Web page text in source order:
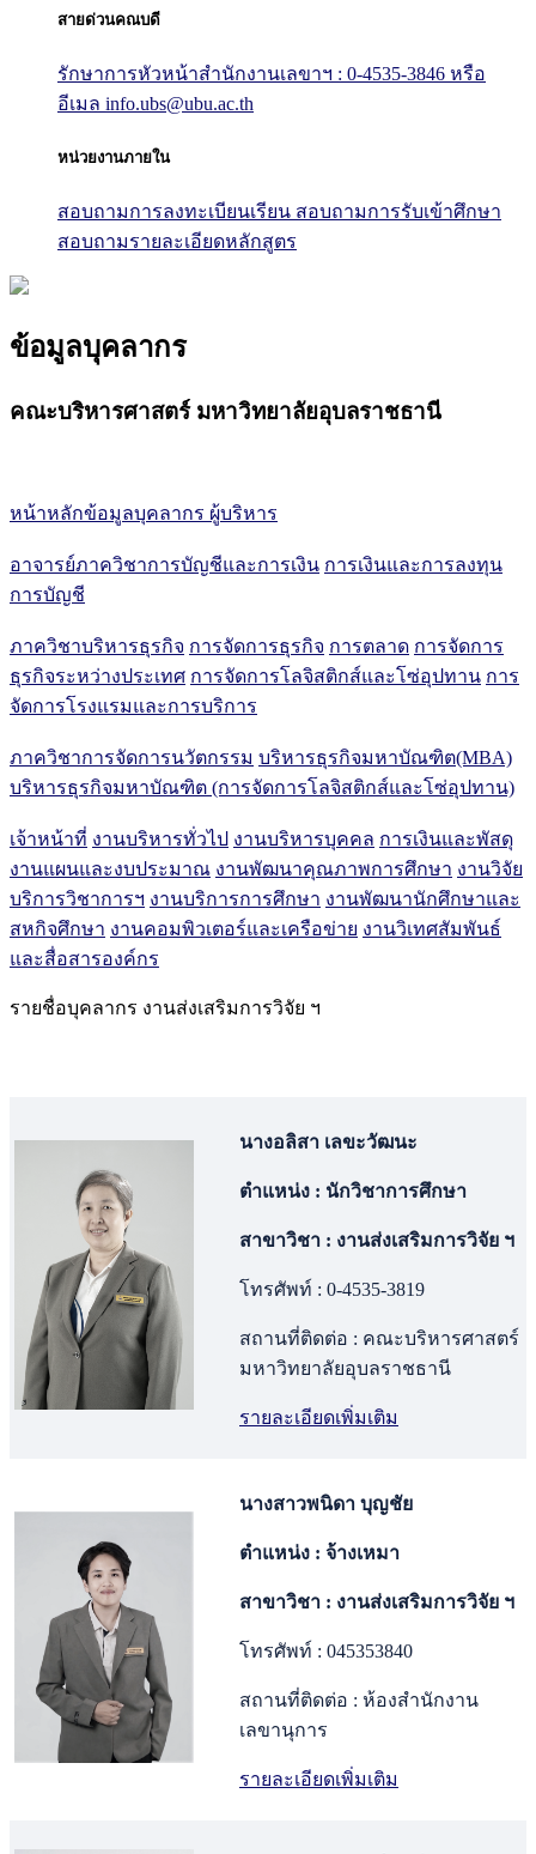
สายด่วนคณบดี
รักษาการหัวหน้าสำนักงานเลขาฯ : 0-4535-3846 หรือ
อีเมล info.ubs@ubu.ac.th
หน่วยงานภายใน
สอบถามการลงทะเบียนเรียน สอบถามการรับเข้าศึกษา
สอบถามรายละเอียดหลักสูตร
ข้อมูลบุคลากร
คณะบริหารศาสตร์ มหาวิทยาลัยอุบลราชธานี
หน้าหลักข้อมูลบุคลากร ผู้บริหาร
อาจารย์ภาควิชาการบัญชีและการเงิน การเงินและการลงทุน
การบัญชี
ภาควิชาบริหารธุรกิจ การจัดการธุรกิจ การตลาด การจัดการ
ธุรกิจระหว่างประเทศ การจัดการโลจิสติกส์และโซ่อุปทาน การ
จัดการโรงแรมและการบริการ
ภาควิชาการจัดการนวัตกรรม บริหารธุรกิจมหาบัณฑิต(MBA)
บริหารธุรกิจมหาบัณฑิต (การจัดการโลจิสติกส์และโซ่อุปทาน)
เจ้าหน้าที่ งานบริหารทั่วไป งานบริหารบุคคล การเงินและพัสดุ
งานแผนและงบประมาณ งานพัฒนาคุณภาพการศึกษา งานวิจัย
บริการวิชาการฯ งานบริการการศึกษา งานพัฒนานักศึกษาและ
สหกิจศึกษา งานคอมพิวเตอร์และเครือข่าย งานวิเทศสัมพันธ์
และสื่อสารองค์กร
รายชื่อบุคลากร งานส่งเสริมการวิจัย ฯ
นางอลิสา เลขะวัฒนะ
ตำแหน่ง : นักวิชาการศึกษา
สาขาวิชา : งานส่งเสริมการวิจัย ฯ
โทรศัพท์ : 0-4535-3819
สถานที่ติดต่อ : คณะบริหารศาสตร์
มหาวิทยาลัยอุบลราชธานี
รายละเอียดเพิ่มเติม
นางสาวพนิดา บุญชัย
ตำแหน่ง : จ้างเหมา
สาขาวิชา : งานส่งเสริมการวิจัย ฯ
โทรศัพท์ : 045353840
สถานที่ติดต่อ : ห้องสำนักงาน
เลขานุการ
รายละเอียดเพิ่มเติม